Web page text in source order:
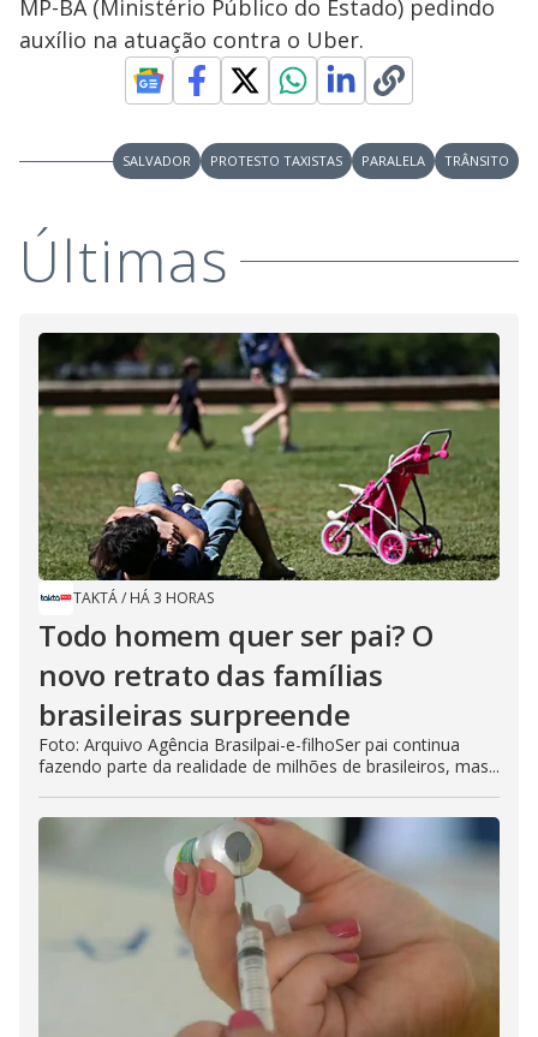
MP-BA (Ministério Público do Estado) pedindo
auxílio na atuação contra o Uber.
SALVADOR PROTESTO TAXISTAS PARALELA TRÂNSITO
Últimas
TAKTÁ/ HÁ 3 HORAS
Todo homem quer ser pai? O
novo retrato das famílias
brasileiras surpreende
Foto: Arquivo Agência Brasilpai-e-filhoSer pai continua
fazendo parte da realidade de milhões de brasileiros, mas...